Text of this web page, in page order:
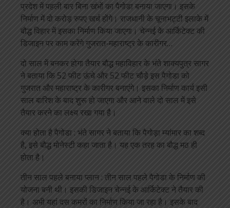
प्रदेश में पहली बार बिना खंभों का पैगोडा बनाया जाएगा। इसके
निर्माण में दो करोड़ रुपए खर्च होंगे। राजधानी के चूनाभट्टी इलाके में
बौद्ध विहार में इसका निर्माण किया जाएगा। चेन्नई के आर्किटेक्ट की
डिजाइन पर काम करेंगे गुजरात-महाराष्ट्र के कारीगर…
दो साल में बनकर होगा तैयार बौद्ध महाविहार के भंते शाक्यपुत्र सागर
ने बताया कि 52 फीट ऊंचे और 52 फीट चौड़े इस पैगोडा को
गुजरात और महाराष्ट्र के कारीगर बनाएंगे। इसका निर्माण कार्य इसी
साल बारिश के बाद शुरू हो जाएगा और आने वाले दो साल में इसे
तैयार करने का लक्ष्य रखा गया है।
क्या होता है पैगोडा : भंते सागर ने बताया कि पैगोड़ा म्यांमार का शब्द
है, इसे बौद्ध मोनेस्टी कहा जाता है। यह एक तरह का बौद्ध मठ ही
होता है।
तीन साल पहले बनाया प्लान : तीन साल पहले पैगोडा के निर्माण की
योजना बनी थी। इसकी डिजाइन चेन्नई के आर्किटेक्ट ने तैयार की
है। अभी यहां दस कमरों का निर्माण किया जा रहा है। इसके बाद